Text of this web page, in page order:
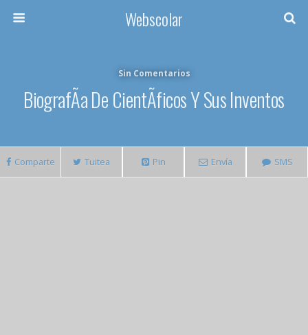
Webscolar
Sin Comentarios
BiografÃ­a De CientÃ­ficos Y Sus Inventos
Comparte Tuitea Pin Envía SMS